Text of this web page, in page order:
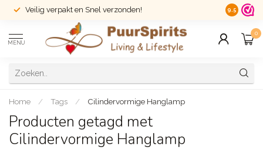
Veilig verpakt en Snel verzonden! 14 dagen
9.5
MENU
0
Home / Tags / Cilindervormige Hanglamp
Producten getagd met
Cilindervormige Hanglamp